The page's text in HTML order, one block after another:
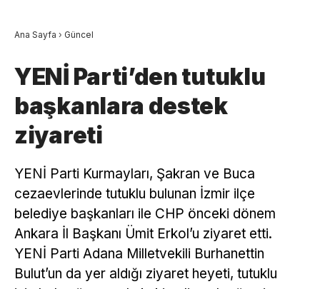
Ana Sayfa › Güncel
YENİ Parti’den tutuklu
başkanlara destek
ziyareti
YENİ Parti Kurmayları, Şakran ve Buca
cezaevlerinde tutuklu bulunan İzmir ilçe
belediye başkanları ile CHP önceki dönem
Ankara İl Başkanı Ümit Erkol’u ziyaret etti.
YENİ Parti Adana Milletvekili Burhanettin
Bulut’un da yer aldığı ziyaret heyeti, tutuklu